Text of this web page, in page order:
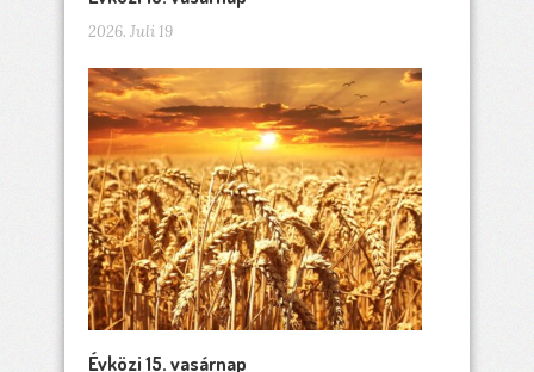
2026. Juli 19
Évközi 15. vasárnap